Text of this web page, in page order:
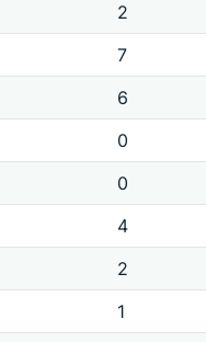
2
7
6
0
0
4
2
1